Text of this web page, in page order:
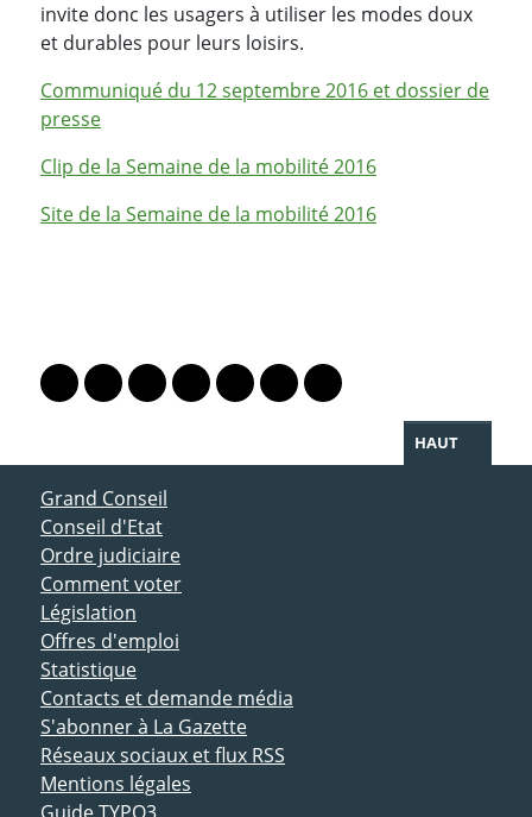
invite donc les usagers à utiliser les modes doux
et durables pour leurs loisirs.
Communiqué du 12 septembre 2016 et dossier de
presse
Clip de la Semaine de la mobilité 2016
Site de la Semaine de la mobilité 2016
Lien vers le profil Mastodon
Lien vers le profil Bluesky
Lien vers le profil Instagram
Lien vers le profil Linkedin
Lien vers le profil Facebook
Lien vers le profil Twitter
Partager par WhatsApp
HAUT
ACCÈS DIRECT
Grand Conseil
Conseil d'Etat
Ordre judiciaire
Comment voter
Législation
Offres d'emploi
Statistique
Contacts et demande média
S'abonner à La Gazette
Réseaux sociaux et flux RSS
Mentions légales